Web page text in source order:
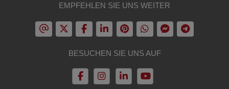
EMPFEHLEN SIE UNS WEITER
BESUCHEN SIE UNS AUF